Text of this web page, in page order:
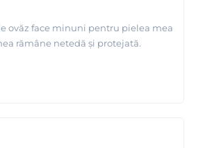
ovăz face minuni pentru pielea mea
rămâne netedă și protejată.